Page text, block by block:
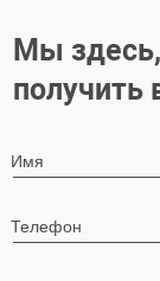
Мы
получить
Имя
Телефон